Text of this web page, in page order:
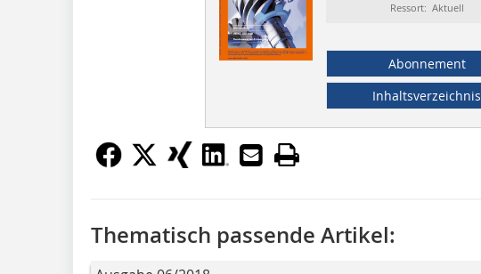
Ressort: Aktuell
Abonnement
Inhaltsverzeichnis
Thematisch passende Artikel: